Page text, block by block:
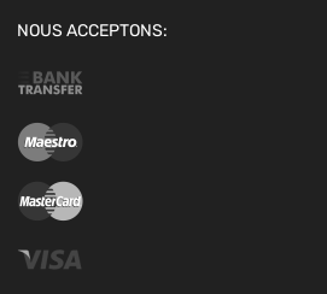
NOUS ACCEPTONS: